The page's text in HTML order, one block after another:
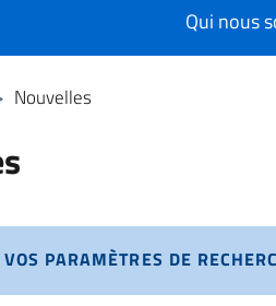
Qui nous
Nouvelles
PARAMÈTRES DE